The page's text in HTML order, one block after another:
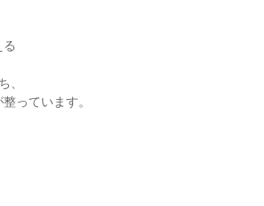
、
っています。